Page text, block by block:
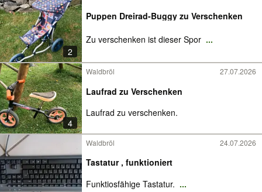
2
Puppen Dreirad-Buggy zu Verschenken
Zu verschenken ist dieser Spor ...
4
Waldbröl 27.07.2026
Laufrad zu Verschenken
Laufrad zu verschenken.
Waldbröl 24.07.2026
Tastatur , funktioniert
Funktiosfähige Tastatur. ...